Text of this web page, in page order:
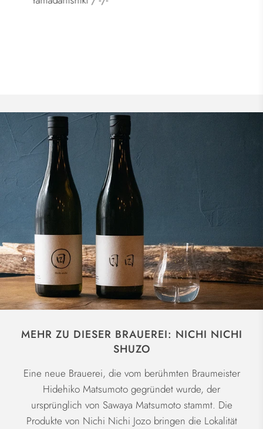
MEHR ZU DIESER BRAUEREI: NICHI NICHI
SHUZO
Eine neue Brauerei, die vom berühmten Braumeister
Hidehiko Matsumoto gegründet wurde, der
ursprünglich von Sawaya Matsumoto stammt. Die
Produkte von Nichi Nichi Jozo bringen die Lokalität